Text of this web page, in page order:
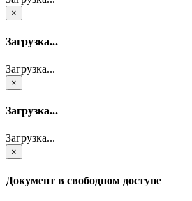
×
Загрузка...
Загрузка...
×
Загрузка...
Загрузка...
×
Документ в свободном доступе